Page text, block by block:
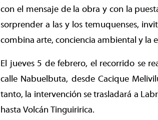
con el mensaje de la obra y con la
sorprender a las y los temuquenses,
combina arte, conciencia ambiental y la
El jueves 5 de febrero, el recorrido se
calle Nabuelbuta, desde Cacique
tanto, la intervención se trasladará a
hasta Volcán Tinguiririca.